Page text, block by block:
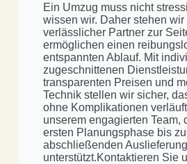
Ein Umzug muss nicht
wissen wir. Daher stehen wir
verlässlicher Partner zur
ermöglichen einen
entspannten Ablauf. Mit
zugeschnittenen
transparenten Preisen und
Technik stellen wir sicher,
ohne Komplikationen
unserem engagierten Team,
ersten Planungsphase bis
abschließenden Auslieferung
unterstützt.Kontaktieren Sie